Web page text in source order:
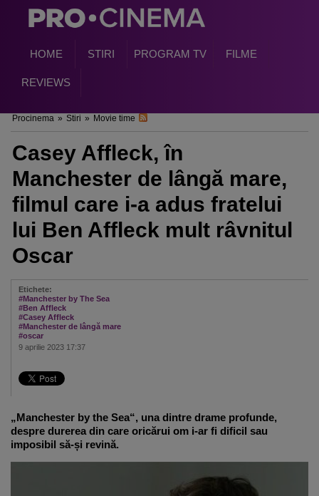
HOME STIRI PROGRAM TV FILME
REVIEWS
Procinema » Stiri » Movie time
Casey Affleck, în
Manchester de lângă mare,
filmul care i-a adus fratelui
lui Ben Affleck mult râvnitul
Oscar
Etichete:
#Manchester by The Sea
#Ben Affleck
#Casey Affleck
#Manchester de lângă mare
#oscar
9 aprilie 2023 17:37
„Manchester by the Sea“, una dintre drame profunde,
despre durerea din care oricărui om i-ar fi dificil sau
imposibil să-și revină.